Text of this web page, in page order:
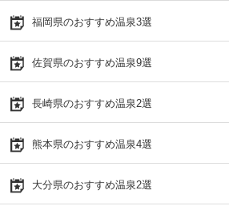
福岡県のおすすめ温泉3選
佐賀県のおすすめ温泉9選
長崎県のおすすめ温泉2選
熊本県のおすすめ温泉4選
大分県のおすすめ温泉2選